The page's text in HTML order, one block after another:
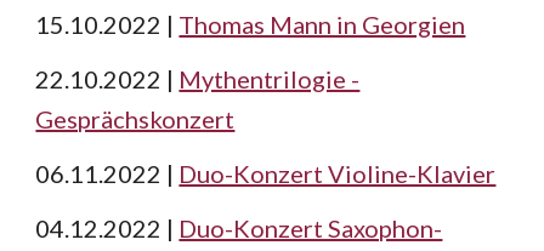
15.10.2022 | Thomas Mann in Georgien
22.10.2022 | Mythentrilogie -
Gesprächskonzert
06.11.2022 | Duo-Konzert Violine-Klavier
04.12.2022 | Duo-Konzert Saxophon-